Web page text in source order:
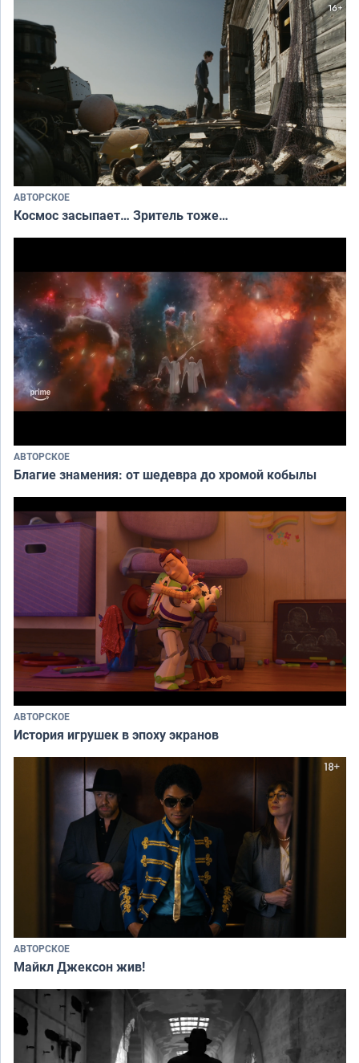
АВТОРСКОЕ
Космос засыпает… Зритель тоже…
АВТОРСКОЕ
Благие знамения: от шедевра до хромой кобылы
АВТОРСКОЕ
История игрушек в эпоху экранов
АВТОРСКОЕ
Майкл Джексон жив!